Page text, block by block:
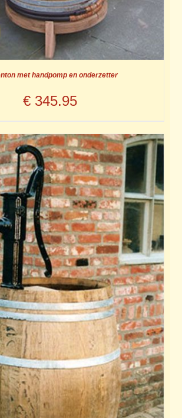
met handpomp en onderzetter
€ 345.95